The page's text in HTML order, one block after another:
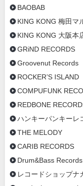
BAOBAB
KING KONG 梅田マ
KING KONG 大阪本
GRiND RECORDS
Groovenut Records
ROCKER’S ISLAND
COMPUFUNK
REDBONE
ハンキーパンキーレ
THE MELODY
CARIB RECORDS
Drum&Bass Records
レコードショップナ